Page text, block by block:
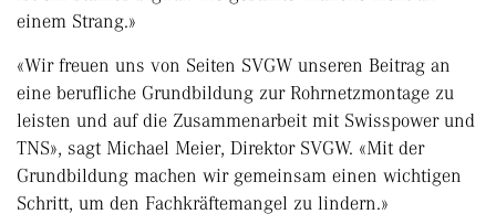
einem Strang.»
«Wir freuen uns von Seiten SVGW unseren Beitrag an
eine berufliche Grundbildung zur Rohrnetzmontage zu
leisten und auf die Zusammenarbeit mit Swisspower und
TNS», sagt Michael Meier, Direktor SVGW. «Mit der
Grundbildung machen wir gemeinsam einen wichtigen
Schritt, um den Fachkräftemangel zu lindern.»